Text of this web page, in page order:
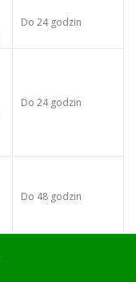
Do 24 godzin
Do 24 godzin
Do 48 godzin